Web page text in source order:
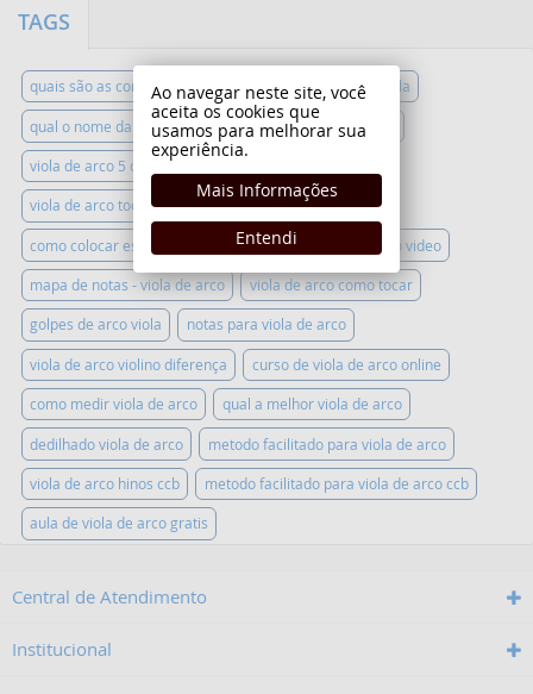
TAGS
quais são as cordas da viola de arco viola de arco aula
qual o nome da viola de arco viola de arco ou violino
viola de arco 5 cordas
viola de arco toca em qual clave viola com arco
como colocar espaleira na viola de arco viola de arco video
mapa de notas - viola de arco viola de arco como tocar
golpes de arco viola notas para viola de arco
viola de arco violino diferença curso de viola de arco online
como medir viola de arco qual a melhor viola de arco
dedilhado viola de arco metodo facilitado para viola de arco
viola de arco hinos ccb metodo facilitado para viola de arco ccb
aula de viola de arco gratis
Central de Atendimento
Institucional
Ao navegar neste site, você
aceita os cookies que
usamos para melhorar sua
experiência.
Mais Informações
Entendi